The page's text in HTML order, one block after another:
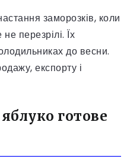
заморозків, коли
перезрілі. Їх
до весни.
експорту і
готове